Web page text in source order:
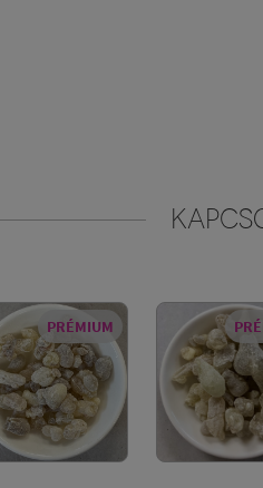
PRÉMIUM